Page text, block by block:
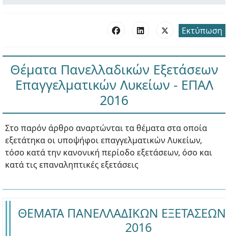
Εκτύπωση
Θέματα Πανελλαδικών Εξετάσεων
Επαγγελματικών Λυκείων - ΕΠΑΛ
2016
Στο παρόν άρθρο αναρτώνται τα θέματα στα οποία
εξετάτηκα οι υποψήφοι επαγγελματικών Λυκείων,
τόσο κατά την κανονική περίοδο εξετάσεων, όσο και
κατά τις επαναληπτικές εξετάσεις
ΘΕΜΑΤΑ ΠΑΝΕΛΛΑΔΙΚΩΝ
2016